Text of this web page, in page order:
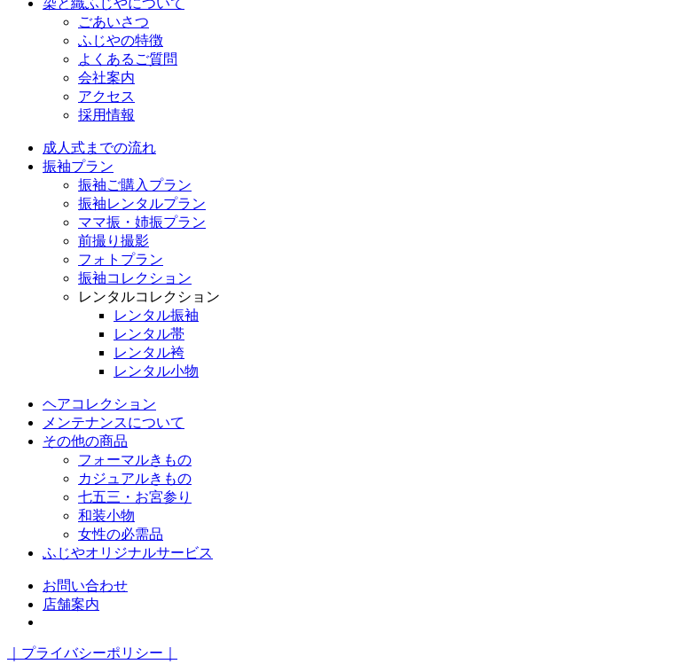
ごあいさつ
ふじやの特徴
よくあるご質問
会社案内
アクセス
採用情報
成人式までの流れ
振袖プラン
振袖ご購入プラン
振袖レンタルプラン
ママ振・姉振プラン
前撮り撮影
フォトプラン
振袖コレクション
レンタルコレクション
レンタル振袖
レンタル帯
レンタル袴
レンタル小物
ヘアコレクション
メンテナンスについて
その他の商品
フォーマルきもの
カジュアルきもの
七五三・お宮参り
和装小物
女性の必需品
ふじやオリジナルサービス
お問い合わせ
店舗案内
｜プライバシーポリシー｜